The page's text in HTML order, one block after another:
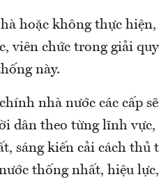
hoặc không thực
viên chức trong giải
này.
nhà nước các cấp
dân theo từng lĩnh vực,
sáng kiến cải cách thủ
thống nhất, hiệu